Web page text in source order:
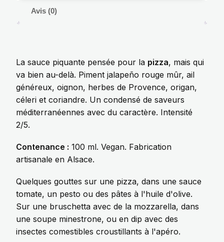
Avis (0)
La sauce piquante pensée pour la pizza, mais qui
va bien au-delà. Piment jalapeño rouge mûr, ail
généreux, oignon, herbes de Provence, origan,
céleri et coriandre. Un condensé de saveurs
méditerranéennes avec du caractère. Intensité
2/5.
Contenance : 100 ml. Vegan. Fabrication
artisanale en Alsace.
Quelques gouttes sur une pizza, dans une sauce
tomate, un pesto ou des pâtes à l'huile d'olive.
Sur une bruschetta avec de la mozzarella, dans
une soupe minestrone, ou en dip avec des
insectes comestibles croustillants à l'apéro.